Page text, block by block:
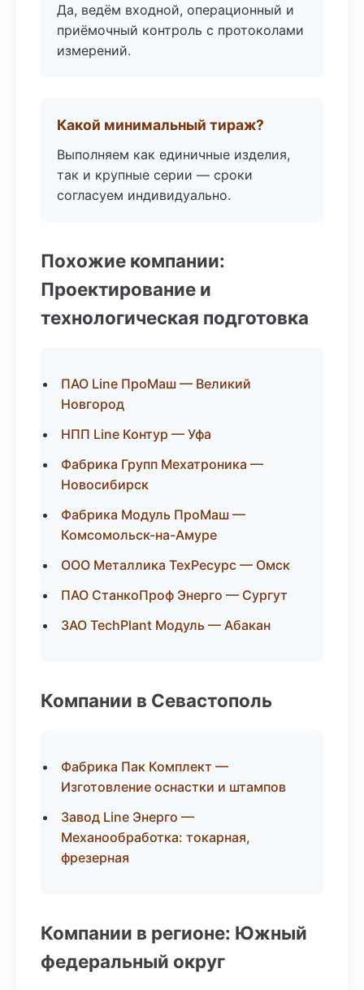
Да, ведём входной, операционный и
приёмочный контроль с протоколами
измерений.
Какой минимальный тираж?
Выполняем как единичные изделия,
так и крупные серии — сроки
согласуем индивидуально.
Похожие компании:
Проектирование и
технологическая подготовка
ПАО Line ПроМаш — Великий
Новгород
НПП Line Контур — Уфа
Фабрика Групп Мехатроника —
Новосибирск
Фабрика Модуль ПроМаш —
Комсомольск-на-Амуре
ООО Металлика ТехРесурс — Омск
ПАО СтанкоПроф Энерго — Сургут
ЗАО TechPlant Модуль — Абакан
Компании в Севастополь
Фабрика Пак Комплект —
Изготовление оснастки и штампов
Завод Line Энерго —
Механообработка: токарная,
фрезерная
Компании в регионе: Южный
федеральный округ